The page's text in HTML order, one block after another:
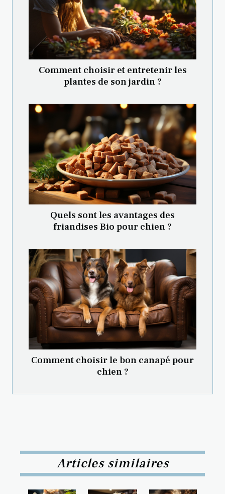
Comment choisir et entretenir les
plantes de son jardin ?
Quels sont les avantages des
friandises Bio pour chien ?
Comment choisir le bon canapé pour
chien ?
Articles similaires